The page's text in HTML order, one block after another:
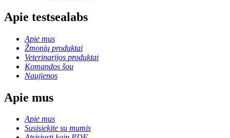
Apie testsealabs
Apie mus
Žmonių produktai
Veterinarijos produktai
Komandos šou
Naujienos
Apie mus
Apie mus
Susisiekite su mumis